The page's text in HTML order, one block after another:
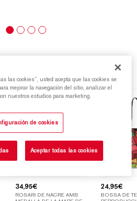
34,95€
ROSARI DE NACRE AMB
24,95€
BOSSA DE
las cookies”, usted acepta que las cookies se
mejorar la navegación del sitio, analizar el
nuestros estudios para marketing.
de cookies
Aceptar todas las cookies